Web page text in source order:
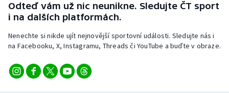
Odteď vám už nic neunikne. Sledujte ČT sport
i na dalších platformách.
Nenechte si nikde ujít nejnovější sportovní události. Sledujte nás i
na Facebooku, X, Instagramu, Threads či YouTube a buďte v obraze.